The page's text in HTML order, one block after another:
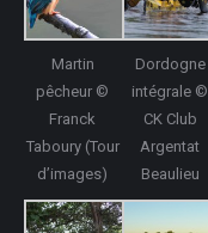
Martin
pêcheur ©
Franck
Taboury (Tour
d’images)
Dordogne
intégrale ©
CK Club
Argentat
Beaulieu